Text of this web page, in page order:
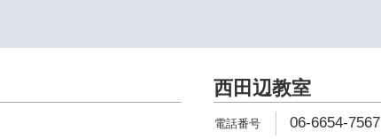
西田辺教室
06-6654-7567